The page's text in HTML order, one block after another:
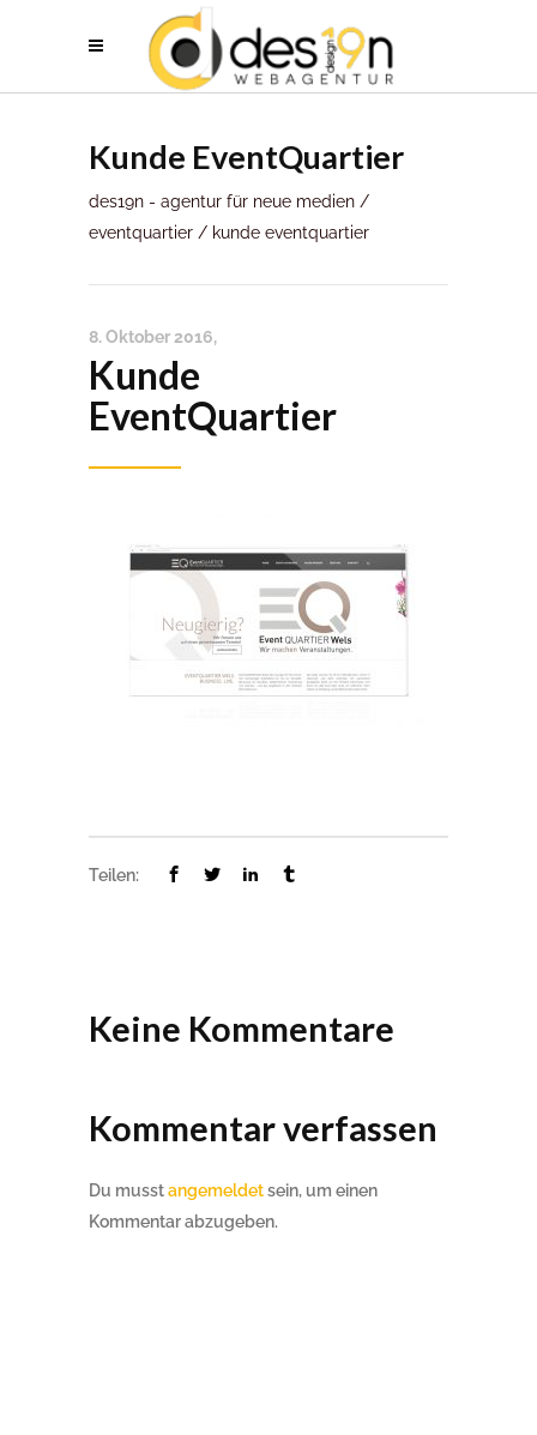
Kunde EventQuartier
des19n - agentur für neue medien /
eventquartier / kunde eventquartier
8. Oktober 2016
Kunde
EventQuartier
Teilen:
Keine Kommentare
Kommentar verfassen
Du musstangemeldetsein, um einen
Kommentar abzugeben.